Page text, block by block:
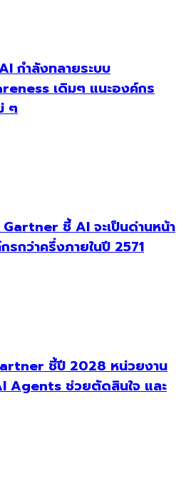
กำลังทลายระบบ
เดิมๆ แนะองค์กร
ๆ
Gartner ชี้ AI จะเป็นด่านหน้า
กว่าครึ่งภายในปี 2571
ชี้ปี 2028 หน่วยงาน
Agents ช่วยตัดสินใจ และ